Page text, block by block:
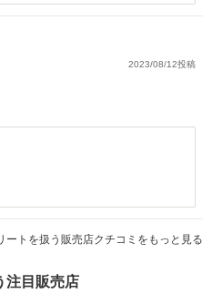
2023/08/12投稿
ートを扱う販売店クチコミをもっと見る
注目販売店